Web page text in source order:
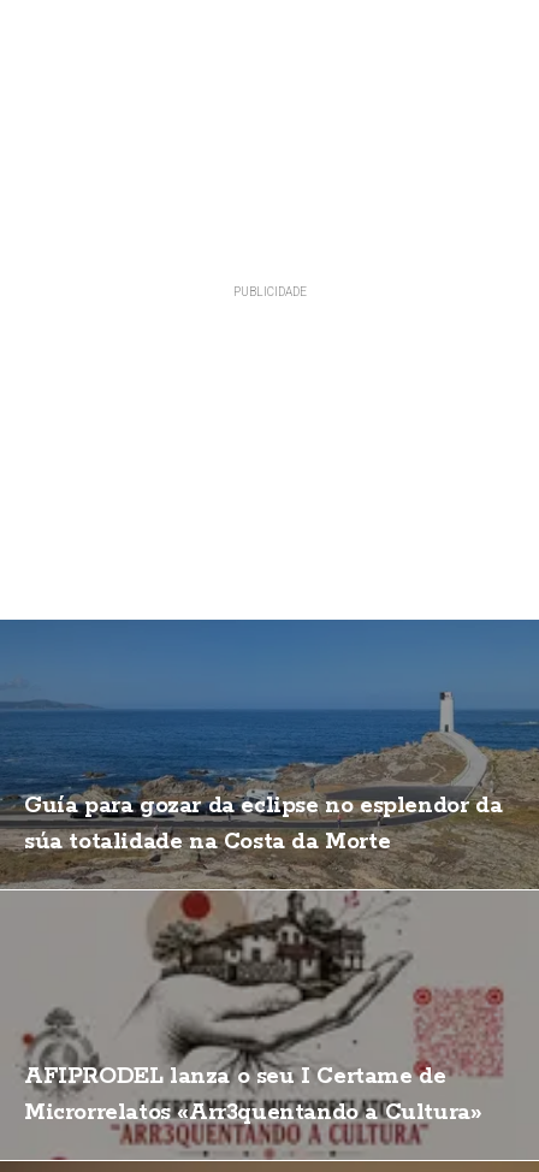
Guía para gozar da eclipse no esplendor da
súa totalidade na Costa da Morte
AFIPRODEL lanza o seu I Certame de
Microrrelatos «Arr3quentando a Cultura»